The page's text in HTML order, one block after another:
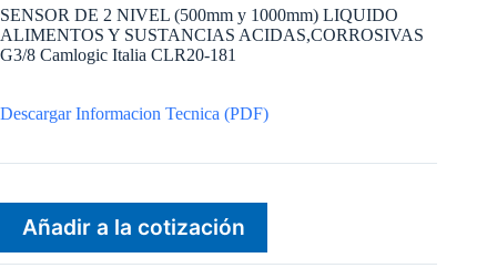
SENSOR DE 2 NIVEL (500mm y 1000mm) LIQUIDO
ALIMENTOS Y SUSTANCIAS ACIDAS,CORROSIVAS
G3/8 Camlogic Italia CLR20-181
Descargar Informacion Tecnica (PDF)
Añadir a la cotización